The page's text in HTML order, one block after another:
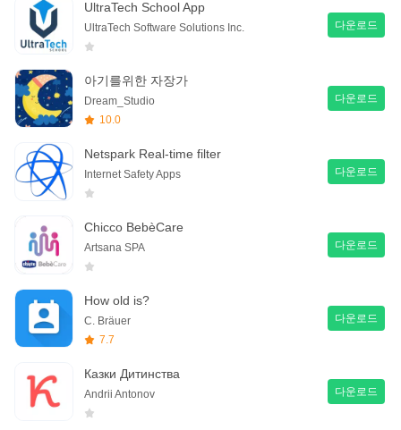
UltraTech School App
UltraTech Software Solutions Inc. 다운로드
아기를위한 자장가
Dream_Studio
10.0
다운로드
Netspark Real-time filter
Internet Safety Apps 다운로드
Chicco BebèCare
Artsana SPA 다운로드
How old is?
C. Bräuer
7.7
다운로드
Казки Дитинства
Andrii Antonov 다운로드